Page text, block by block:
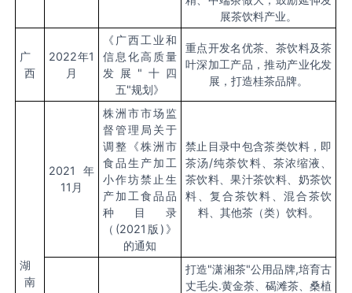
展茶饮料产业。
广
西
2022年1
月
《广西工业和
信息化高质量
发展 "十四
五"规划》
重点开发名优茶、茶饮料及茶
叶深加工产品，推动产业化发
展，打造桂茶品牌。
湖
南
2021年
11月
株洲市市场监
督管理局关于
调整《株洲市
食品生产加工
小作坊禁止生
产加工食品品
种目录
（ (2021版)》
的通知
禁止目录中包含茶类饮料，即
茶汤/纯荼饮料、茶浓缩液、
茶饮料、果汁茶饮料、奶茶饮
料、复合茶饮料、混合茶饮
料、其他茶（类）饮料。
打造"潇湘茶"公用品牌,培育古
丈毛尖.黄金荼、碣滩茶、桑植